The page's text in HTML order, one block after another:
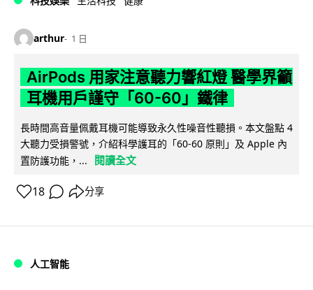
arthur 1 日
AirPods 用家注意聽力響紅燈 醫學界籲
耳機用戶謹守「60-60」鐵律
長時間高音量佩戴耳機可能導致永久性噪音性聽損。本文盤點 4
大聽力受損警號，介紹科學護耳的「60-60 原則」及 Apple 內
置防護功能，...
閱讀全文
18 分享
人工智能